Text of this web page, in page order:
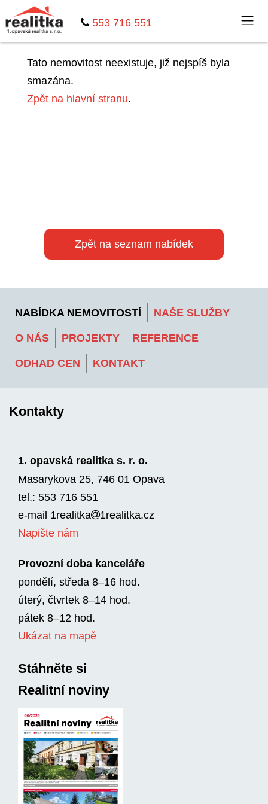
553 716 551
Tato nemovitost neexistuje, již nejspíš byla
smazána.
Zpět na hlavní stranu.
Zpět na seznam nabídek
NABÍDKA NEMOVITOSTÍ NAŠE SLUŽBY
O NÁS PROJEKTY REFERENCE
ODHAD CEN KONTAKT
Kontakty
1. opavská realitka s. r. o.
Masarykova 25, 746 01 Opava
tel.: 553 716 551
e-mail 1realitka
1rea­litka.cz
Napište nám
Provozní doba kanceláře
pondělí, středa 8–16 hod.
úterý, čtvrtek 8–14 hod.
pátek 8–12 hod.
Ukázat na mapě
Stáhněte si
Realitní noviny